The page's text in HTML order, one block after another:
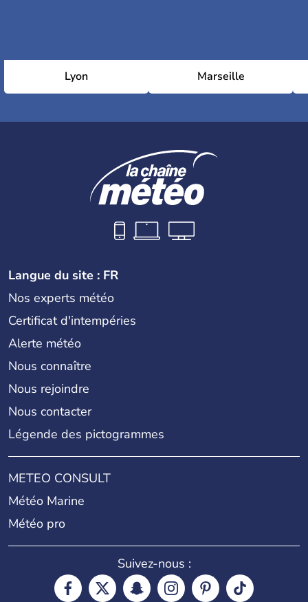
Lyon Marseille
Langue du site : FR
Nos experts météo
Certificat d'intempéries
Alerte météo
Nous connaître
Nous rejoindre
Nous contacter
Légende des pictogrammes
METEO CONSULT
Météo Marine
Météo pro
Suivez-nous :